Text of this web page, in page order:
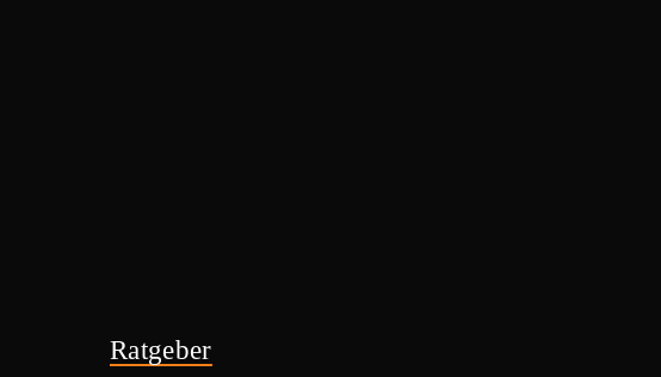
Ratgeber